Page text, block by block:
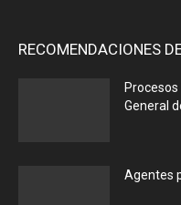
RECOMENDACIONES
General
Agentes